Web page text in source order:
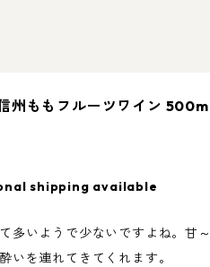
州ももフルーツワイン
shipping available
多いようで少ないですよね。甘
いを連れてきてくれます。